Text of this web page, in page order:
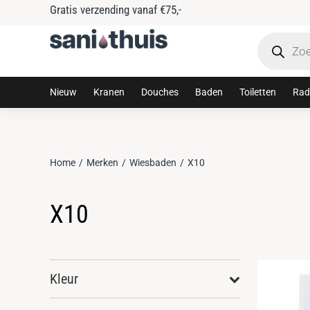
Gratis verzending vanaf €75,-
Nieuw Kranen Douches Baden Toiletten
Je bent hier:
Home Merken Wiesbaden X10
X10
Kleur